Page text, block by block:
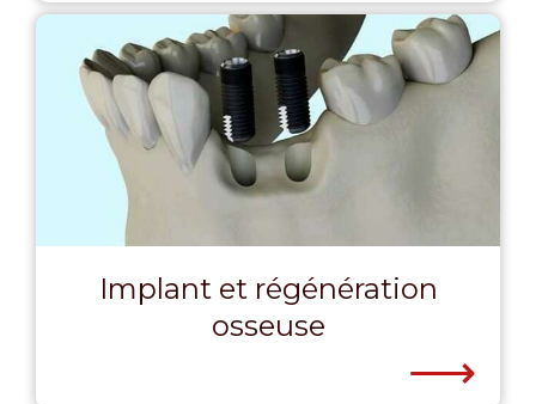
Implant et régénération
osseuse
⟶